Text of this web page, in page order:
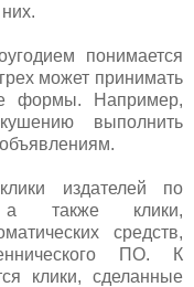
понимается
может принимать
формы. Например,
выполнить
издателей по
а также клики,
средств,
ПО. К
клики, сделанные